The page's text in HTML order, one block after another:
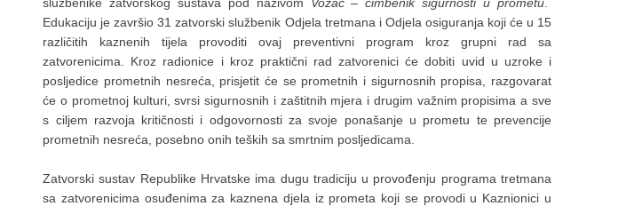
Edukaciju je završio 31 zatvorski službenik Odjela tretmana i Odjela osiguranja koji će u 15
različitih kaznenih tijela provoditi ovaj preventivni program kroz grupni rad sa
zatvorenicima. Kroz radionice i kroz praktični rad zatvorenici će dobiti uvid u uzroke i
posljedice prometnih nesreća, prisjetit će se prometnih i sigurnosnih propisa, razgovarat
će o prometnoj kulturi, svrsi sigurnosnih i zaštitnih mjera i drugim važnim propisima a sve
s ciljem razvoja kritičnosti i odgovornosti za svoje ponašanje u prometu te prevencije
prometnih nesreća, posebno onih teških sa smrtnim posljedicama.
Zatvorski sustav Republike Hrvatske ima dugu tradiciju u provođenju programa tretmana
sa zatvorenicima osuđenima za kaznena djela iz prometa koji se provodi u Kaznionici u